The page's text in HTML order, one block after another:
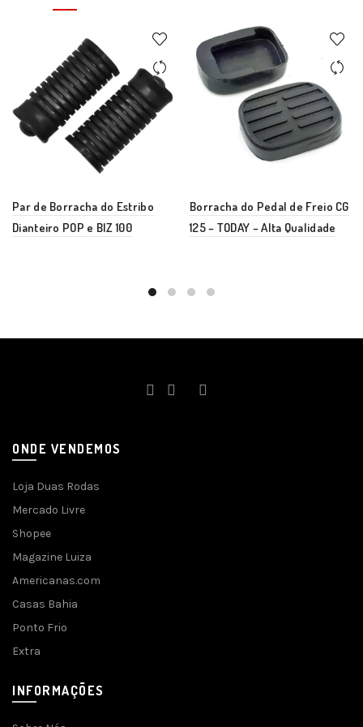
Par de Borracha do Estribo
Dianteiro POP e BIZ 100
Borracha do Pedal de Freio CG
125 – TODAY – Alta Qualidade
ONDE VENDEMOS
Loja Duas Rodas
Mercado Livre
Shopee
Magazine Luiza
Americanas.com
Casas Bahia
Ponto Frio
Extra
INFORMAÇÕES